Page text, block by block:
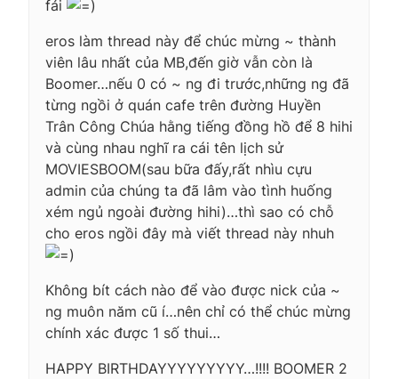
fải
eros làm thread này để chúc mừng ~ thành
viên lâu nhất của MB,đến giờ vẫn còn là
Boomer…nếu 0 có ~ ng đi trước,những ng đã
từng ngồi ở quán cafe trên đường Huyền
Trân Công Chúa hằng tiếng đồng hồ để 8 hihi
và cùng nhau nghĩ ra cái tên lịch sử
MOVIESBOOM(sau bữa đấy,rất nhìu cựu
admin của chúng ta đã lâm vào tình huống
xém ngủ ngoài đường hihi)…thì sao có chỗ
cho eros ngồi đây mà viết thread này nhuh
Không bít cách nào để vào được nick của ~
ng muôn năm cũ í…nên chỉ có thể chúc mừng
chính xác được 1 số thui…
HAPPY BIRTHDAYYYYYYYYY…!!!! BOOMER 2